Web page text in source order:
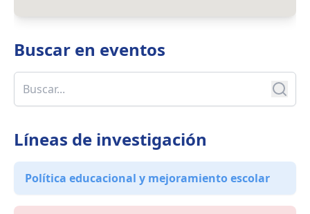
Buscar en eventos
Líneas de investigación
Política educacional y mejoramiento escolar